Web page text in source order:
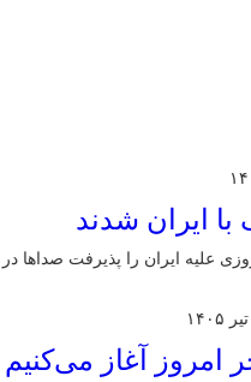
با ایران شدند
علیه ایران را پذیرفت صداها در
امروز آغاز می‌کنیم